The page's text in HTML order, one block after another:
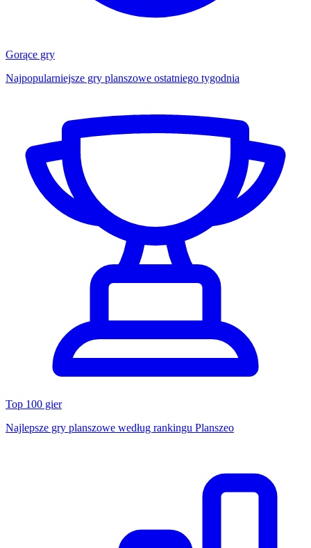
Gorące gry
Najpopularniejsze gry planszowe ostatniego tygodnia
Top 100 gier
Najlepsze gry planszowe według rankingu Planszeo